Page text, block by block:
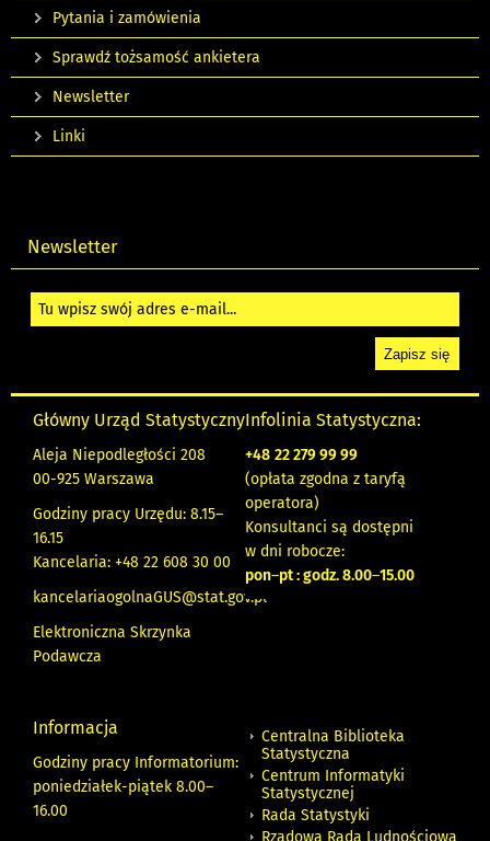
Pytania i zamówienia
Sprawdź tożsamość ankietera
Newsletter
Linki
Newsletter
Główny Urząd Statystyczny
Aleja Niepodległości 208
00-925 Warszawa
Godziny pracy Urzędu: 8.15–
16.15
Kancelaria: +48 22 608 30 00
kancelariaogolnaGUS@stat.gov.pl
Elektroniczna Skrzynka
Podawcza
Infolinia Statystyczna:
+48 22 279 99 99
(opłata zgodna z taryfą
operatora)
Konsultanci są dostępni
w dni robocze:
pon–pt : godz. 8.00–15.00
Informacja
Godziny pracy Informatorium:
poniedziałek-piątek 8.00–
16.00
Centralna Biblioteka
Statystyczna
Centrum Informatyki
Statystycznej
Rada Statystyki
Rządowa Rada Ludnościowa